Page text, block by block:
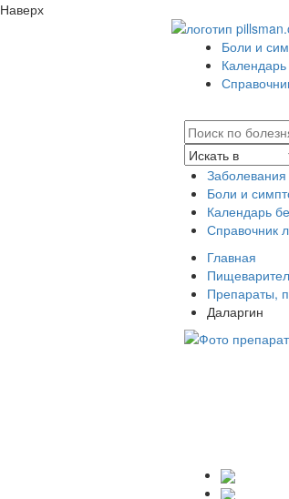
Наверх
Боли и
Заболевания
Боли и
Календарь
Справочник
Главная
Препараты,
Даларгин